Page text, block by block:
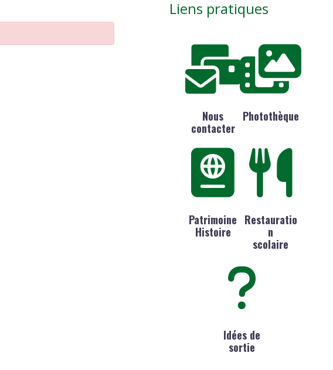
Liens pratiques
Nous
contacter
Photothèque
Patrimoine
Histoire
Restauratio
n
scolaire
Idées de
sortie